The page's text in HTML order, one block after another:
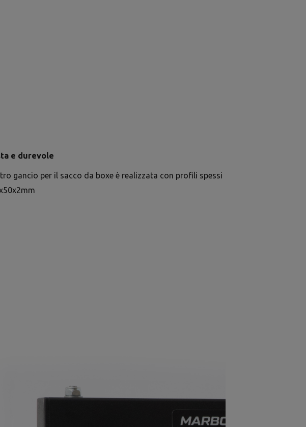
e durevole
gancio per il sacco da boxe è realizzata con profili spessi